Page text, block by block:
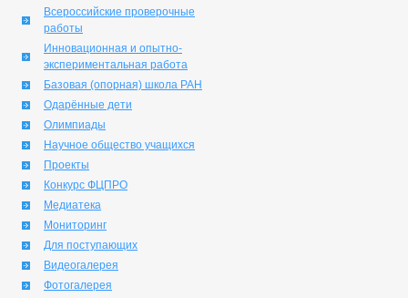
Всероссийские проверочные
работы
Инновационная и опытно-
экспериментальная работа
Базовая (опорная) школа РАН
Одарённые дети
Олимпиады
Научное общество учащихся
Проекты
Конкурс ФЦПРО
Медиатека
Мониторинг
Для поступающих
Видеогалерея
Фотогалерея